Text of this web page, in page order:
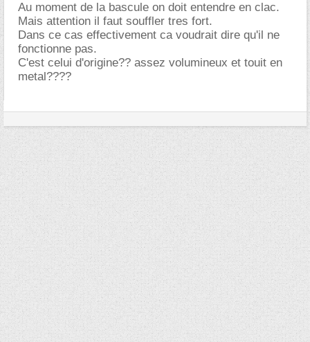
Au moment de la bascule on doit entendre en clac.
Mais attention il faut souffler tres fort.
Dans ce cas effectivement ca voudrait dire qu'il ne
fonctionne pas.
C'est celui d'origine?? assez volumineux et touit en
metal????